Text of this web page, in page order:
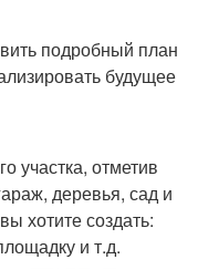
подробный план
будущее
участка, отметив
деревья, сад и
хотите создать:
и т.д.